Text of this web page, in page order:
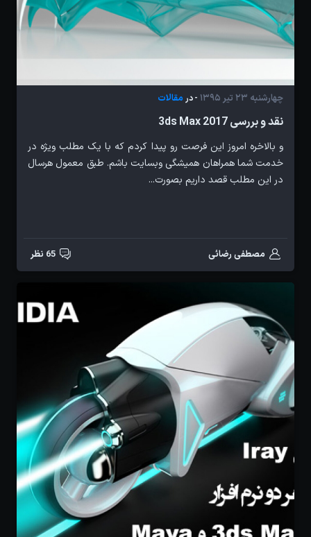
چهارشنبه 23 تیر 1395 - در مقالات
نقد و بررسی 3ds Max 2017
و بالاخره امروز این فرصت رو پیدا کردم که با یک مطلب ویژه در
خدمت شما همراهان همیشگی وبسایت باشم. طبق معمول هرسال
در این مطلب قصد داریم بصورت...
مصطفی رضائی 65 نظر